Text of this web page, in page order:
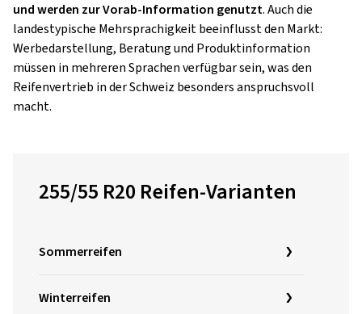
und werden zur Vorab-Information genutzt. Auch die
landestypische Mehrsprachigkeit beeinflusst den Markt:
Werbedarstellung, Beratung und Produktinformation
müssen in mehreren Sprachen verfügbar sein, was den
Reifenvertrieb in der Schweiz besonders anspruchsvoll
macht.
255/55 R20 Reifen-Varianten
Sommerreifen
Winterreifen